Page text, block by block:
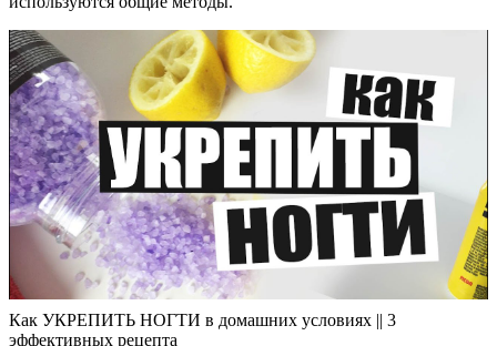
Как УКРЕПИТЬ НОГТИ в домашних условиях || 3
эффективных рецепта